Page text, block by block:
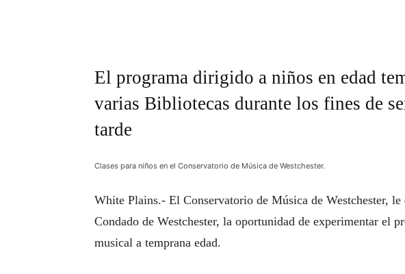
El programa dirigido a niños en edad
varias Bibliotecas durante los fines de
tarde
Clases para niños en el Conservatorio de Música de Westchester.
White Plains.- El Conservatorio de Música de Westchester,
Condado de Westchester, la oportunidad de experimentar el
musical a temprana edad.